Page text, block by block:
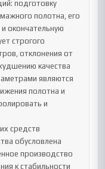
подготовку
полотна, его
окончательную
строгого
отклонения от
качества
являются
полотна и
и
средств
обусловлена
производство
к стабильности